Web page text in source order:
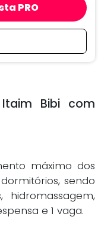
PRO
Bibi com
máximo dos
sendo
e 1 vaga.